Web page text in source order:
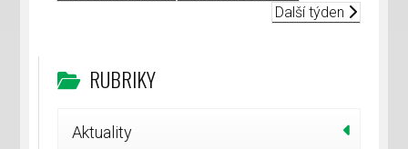
Další týden
RUBRIKY
Aktuality